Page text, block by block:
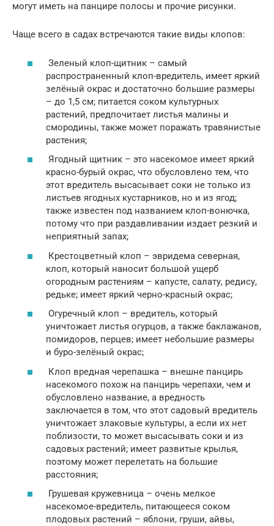
могут иметь на панцире полосы и прочие рисунки.
Чаще всего в садах встречаются такие виды клопов:
Зеленый клоп-щитник – самый
распространенный клоп-вредитель, имеет яркий
зелёный окрас и достаточно большие размеры
– до 1,5 см; питается соком культурных
растений, предпочитает листья малины и
смородины, также может поражать травянистые
растения;
Ягодный щитник – это насекомое имеет яркий
красно-бурый окрас, что обусловлено тем, что
этот вредитель высасывает соки не только из
листьев ягодных кустарников, но и из ягод;
также известен под названием клоп-вонючка,
потому что при раздавливании издает резкий и
неприятный запах;
Крестоцветный клоп – эвридема северная,
клоп, который наносит большой ущерб
огородным растениям – капусте, салату, редису,
редьке; имеет яркий черно-красный окрас;
Огуречный клоп – вредитель, который
уничтожает листья огурцов, а также баклажанов,
помидоров, перцев; имеет небольшие размеры
и буро-зелёный окрас;
Клоп вредная черепашка – внешне панцирь
насекомого похож на панцирь черепахи, чем и
обусловлено название, а вредность
заключается в том, что этот садовый вредитель
уничтожает злаковые культуры, а если их нет
поблизости, то может высасывать соки и из
садовых растений; имеет развитые крылья,
поэтому может перелетать на большие
расстояния;
Грушевая кружевница – очень мелкое
насекомое-вредитель, питающееся соком
плодовых растений – яблони, груши, айвы,